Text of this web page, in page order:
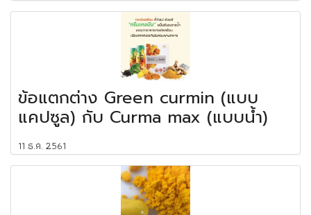
ข้อแตกต่าง Green curmin (แบบ
แคปซูล) กับ Curma max (แบบน้ำ)
11 ธ.ค. 2561